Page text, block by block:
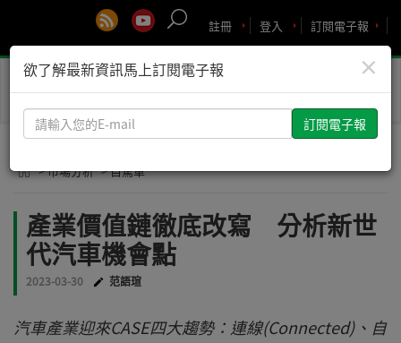
訂閱電子報
登入
註冊
Toggle
> 市場分析 > 自駕車
產業價值鏈徹底改寫 分析新世
代汽車機會點
2023-03-30 范語瑄
汽車產業迎來CASE四大趨勢：連線(Connected)、自
×
欲了解最新資訊馬上訂閱電子報
請
輸
您
E-
mail